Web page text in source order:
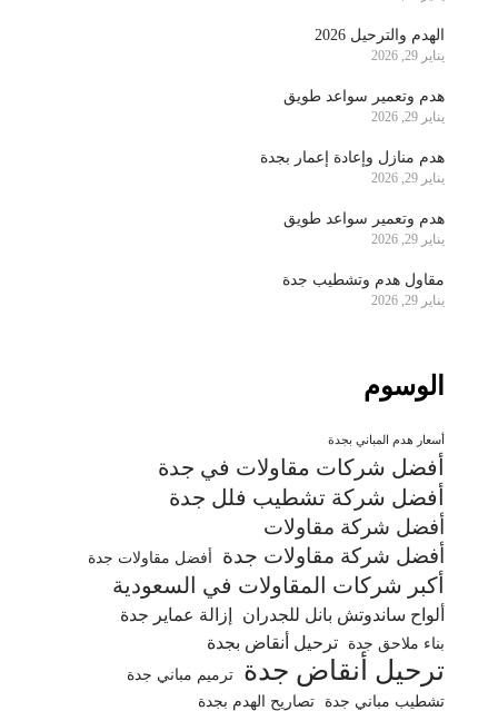
الهدم والترحيل 2026
يناير 29, 2026
هدم وتعمير سواعد طويق
يناير 29, 2026
هدم منازل وإعادة إعمار بجدة
يناير 29, 2026
هدم وتعمير سواعد طويق
يناير 29, 2026
مقاول هدم وتشطيب جدة
يناير 29, 2026
الوسوم
أسعار هدم المباني بجدة
أفضل شركات مقاولات في جدة
أفضل شركة تشطيب فلل جدة
أفضل شركة مقاولات
أفضل شركة مقاولات جدة
أفضل مقاولات جدة
أكبر شركات المقاولات في السعودية
ألواح ساندوتش بانل للجدران إزالة عماير جدة
بناء ملاحق جدة ترحيل أنقاض بجدة
ترحيل أنقاض جدة
ترميم مباني جدة
تشطيب مباني جدة
تصاريح الهدم بجدة